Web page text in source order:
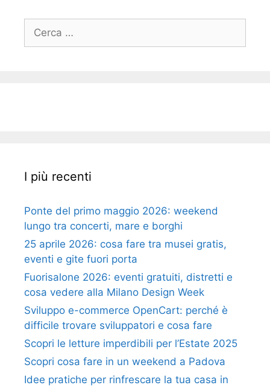
Ricerca
I più recenti
Ponte del primo maggio 2026: weekend
lungo tra concerti, mare e borghi
25 aprile 2026: cosa fare tra musei gratis,
eventi e gite fuori porta
Fuorisalone 2026: eventi gratuiti, distretti e
cosa vedere alla Milano Design Week
Sviluppo e-commerce OpenCart: perché è
difficile trovare sviluppatori e cosa fare
Scopri le letture imperdibili per l’Estate 2025
Scopri cosa fare in un weekend a Padova
Idee pratiche per rinfrescare la tua casa in